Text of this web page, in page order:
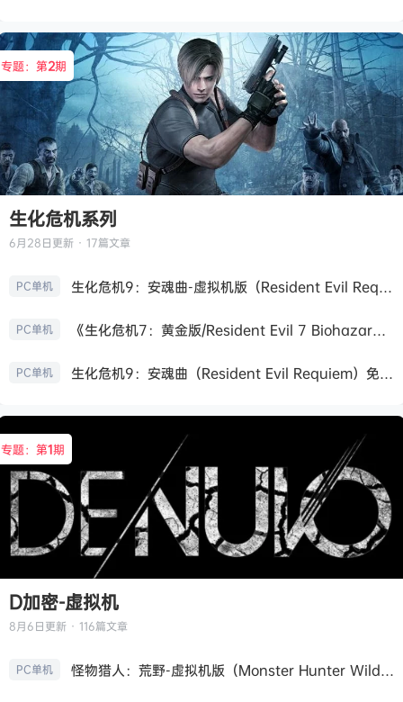
专题：第2期
生化危机系列
6月28日更新 · 17篇文章
PC单机 生化危机9：安魂曲-虚拟机版（Resident Evil Requiem HYPERVISOR）免安装中文版
PC单机 《生化危机7：黄金版/Resident Evil 7 Biohazard》免安装中文版
PC单机 生化危机9：安魂曲（Resident Evil Requiem）免安装中文版
专题：第1期
D加密-虚拟机
8月6日更新 · 116篇文章
PC单机 怪物猎人：荒野-虚拟机版（Monster Hunter Wilds HYPERVISOR）免安装中文版